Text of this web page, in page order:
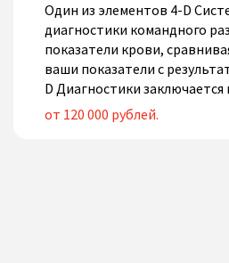
Один из элементов 4-D
диагностики командного
показатели крови,
ваши показатели с
D Диагностики
от 120 000 рублей.